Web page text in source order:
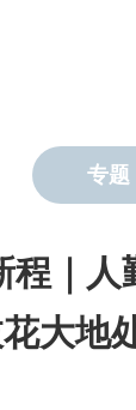
专题
程｜
大地